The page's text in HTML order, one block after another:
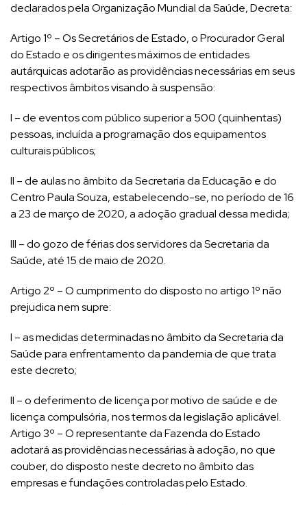
declarados pela Organização Mundial da Saúde, Decreta:
Artigo 1º – Os Secretários de Estado, o Procurador Geral
do Estado e os dirigentes máximos de entidades
autárquicas adotarão as providências necessárias em seus
respectivos âmbitos visando à suspensão:
I – de eventos com público superior a 500 (quinhentas)
pessoas, incluída a programação dos equipamentos
culturais públicos;
II – de aulas no âmbito da Secretaria da Educação e do
Centro Paula Souza, estabelecendo-se, no período de 16
a 23 de março de 2020, a adoção gradual dessa medida;
III – do gozo de férias dos servidores da Secretaria da
Saúde, até 15 de maio de 2020.
Artigo 2º – O cumprimento do disposto no artigo 1º não
prejudica nem supre:
I – as medidas determinadas no âmbito da Secretaria da
Saúde para enfrentamento da pandemia de que trata
este decreto;
II – o deferimento de licença por motivo de saúde e de
licença compulsória, nos termos da legislação aplicável.
Artigo 3º – O representante da Fazenda do Estado
adotará as providências necessárias à adoção, no que
couber, do disposto neste decreto no âmbito das
empresas e fundações controladas pelo Estado.